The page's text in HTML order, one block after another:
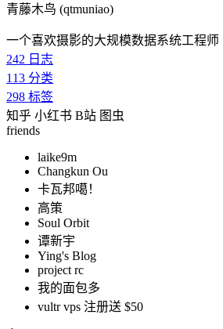
青藤木鸟 (qtmuniao)
一个喜欢摄影的大规模数据系统工程师
242 日志
113 分类
298 标签
知乎 小红书 B站 图虫
friends
laike9m
Changkun Ou
卡瓦邦噶！
高策
Soul Orbit
谭新宇
Ying's Blog
project rc
我的面包多
vultr vps 注册送 $50